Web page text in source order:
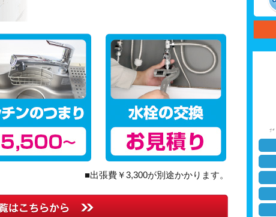
■出張費￥3,300が別途かかります。